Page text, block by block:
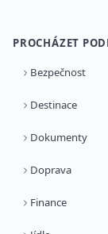
PROCHÁZET
Bezpečnost
Destinace
Dokumenty
Doprava
Finance